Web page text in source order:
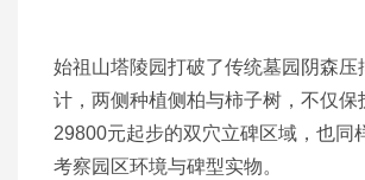
始祖山塔陵园打破了传统墓园阴森压
计，两侧种植侧柏与柿子树，不仅
29800元起步的双穴立碑区域，也
考察园区环境与碑型实物。